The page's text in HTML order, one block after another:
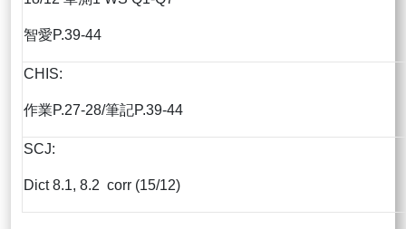
智愛P.39-44
CHIS:
作業P.27-28/筆記P.39-44
SCJ:
Dict 8.1, 8.2 corr (15/12)